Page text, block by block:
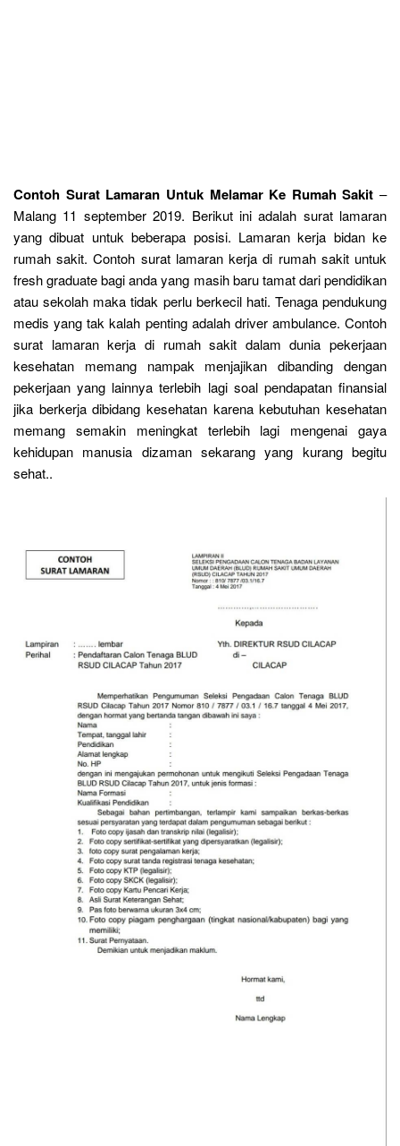
Contoh Surat Lamaran Untuk Melamar Ke Rumah Sakit –
Malang 11 september 2019. Berikut ini adalah surat lamaran
yang dibuat untuk beberapa posisi. Lamaran kerja bidan ke
rumah sakit. Contoh surat lamaran kerja di rumah sakit untuk
fresh graduate bagi anda yang masih baru tamat dari pendidikan
atau sekolah maka tidak perlu berkecil hati. Tenaga pendukung
medis yang tak kalah penting adalah driver ambulance. Contoh
surat lamaran kerja di rumah sakit dalam dunia pekerjaan
kesehatan memang nampak menjajikan dibanding dengan
pekerjaan yang lainnya terlebih lagi soal pendapatan finansial
jika berkerja dibidang kesehatan karena kebutuhan kesehatan
memang semakin meningkat terlebih lagi mengenai gaya
kehidupan manusia dizaman sekarang yang kurang begitu
sehat..